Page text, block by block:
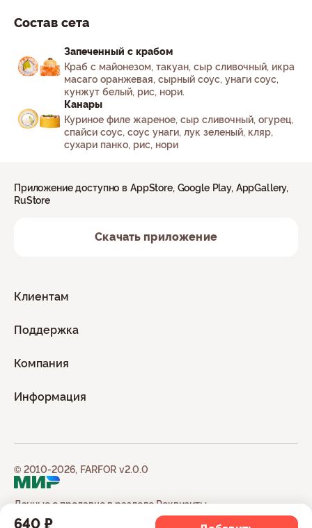
640 ₽
Состав сета
Запеченный с крабом
Краб с майонезом, такуан, сыр сливочный, икра
масаго оранжевая, сырный соус, унаги соус,
кунжут белый, рис, нори.
Канары
Куриное филе жареное, сыр сливочный, огурец,
спайси соус, соус унаги, лук зеленый, кляр,
сухари панко, рис, нори
Клиентам
Поддержка
Компания
Информация
Приложение доступно в AppStore, Google Play, AppGallery,
RuStore
Скачать приложение
Данные о продавце в разделеРеквизиты
© 2010-2026, FARFOR v2.0.0